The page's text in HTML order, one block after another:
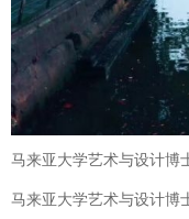
马来亚大学艺术与设计博
马来亚大学艺术与设计博